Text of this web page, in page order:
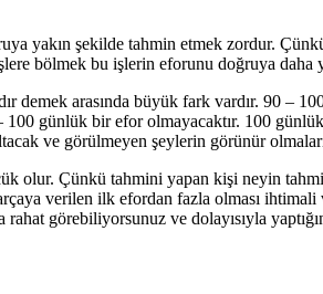
şekilde tahmin etmek zordur. Çünkü
bölmek bu işlerin eforunu doğruya daha
demek arasında büyük fark vardır. 90 –
100 günlük bir efor olmayacaktır. 100
ve görülmeyen şeylerin görünür
olur. Çünkü tahmini yapan kişi neyin
verilen ilk efordan fazla olması ihtimali
görebiliyorsunuz ve dolayısıyla